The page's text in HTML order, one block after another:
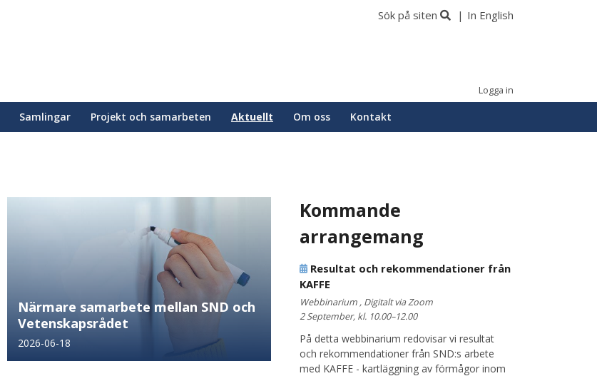
Sök på siten In English
Logga in
Samlingar Projekt och samarbeten Aktuellt Om oss Kontakt
Närmare samarbete mellan SND och
Vetenskapsrådet
2026-06-18
Kommande
arrangemang
Resultat och rekommendationer från
KAFFE
Webbinarium , Digitalt via Zoom
2 September, kl. 10.00–12.00
På detta webbinarium redovisar vi resultat
och rekommendationer från SND:s arbete
med KAFFE - kartläggning av förmågor inom